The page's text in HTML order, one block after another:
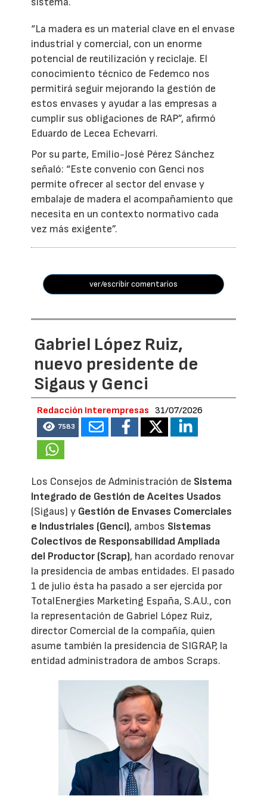
“La madera es un material clave en el envase
industrial y comercial, con un enorme
potencial de reutilización y reciclaje. El
conocimiento técnico de Fedemco nos
permitirá seguir mejorando la gestión de
estos envases y ayudar a las empresas a
cumplir sus obligaciones de RAP”, afirmó
Eduardo de Lecea Echevarri.
Por su parte, Emilio-José Pérez Sánchez
señaló: “Este convenio con Genci nos
permite ofrecer al sector del envase y
embalaje de madera el acompañamiento que
necesita en un contexto normativo cada
vez más exigente”.
ver/escribir comentarios
Gabriel López Ruiz,
nuevo presidente de
Sigaus y Genci
Redacción Interempresas 31/07/2026
7583
Los Consejos de Administración de Sistema
Integrado de Gestión de Aceites Usados
(Sigaus) y Gestión de Envases Comerciales
e Industriales (Genci), ambos Sistemas
Colectivos de Responsabilidad Ampliada
del Productor (Scrap), han acordado renovar
la presidencia de ambas entidades. El pasado
1 de julio ésta ha pasado a ser ejercida por
TotalEnergies Marketing España, S.A.U., con
la representación de Gabriel López Ruiz,
director Comercial de la compañía, quien
asume también la presidencia de SIGRAP, la
entidad administradora de ambos Scraps.